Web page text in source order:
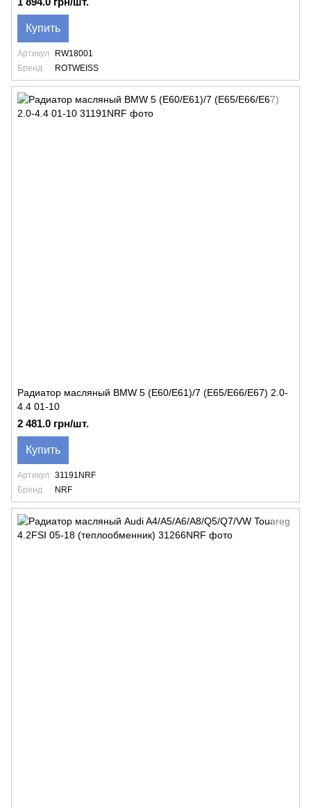
Купить
Артикул
RW18001
Бренд
ROTWEISS
Радиатор масляный BMW 5 (E60/E61)/7 (E65/E66/E67) 2.0-
4.4 01-10
2 481.0 грн/шт.
Купить
Артикул
31191NRF
Бренд
NRF